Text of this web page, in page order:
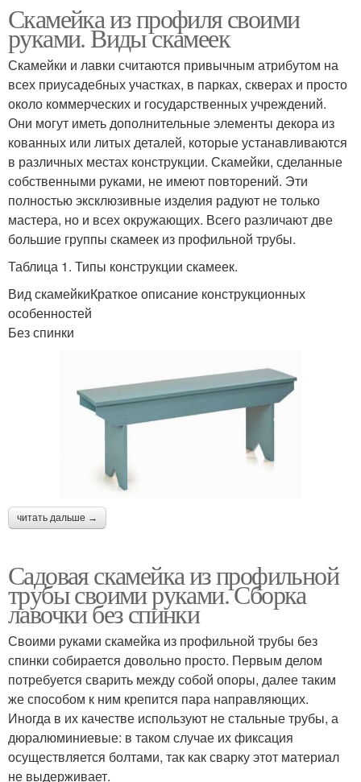
Скамейка из профиля своими
руками. Виды скамеек
Скамейки и лавки считаются привычным атрибутом на
всех приусадебных участках, в парках, скверах и просто
около коммерческих и государственных учреждений.
Они могут иметь дополнительные элементы декора из
кованных или литых деталей, которые устанавливаются
в различных местах конструкции. Скамейки, сделанные
собственными руками, не имеют повторений. Эти
полностью эксклюзивные изделия радуют не только
мастера, но и всех окружающих. Всего различают две
большие группы скамеек из профильной трубы.
Таблица 1. Типы конструкции скамеек.
Вид скамейкиКраткое описание конструкционных
особенностей
Без спинки
читать дальше →
Садовая скамейка из профильной
трубы своими руками. Сборка
лавочки без спинки
Своими руками скамейка из профильной трубы без
спинки собирается довольно просто. Первым делом
потребуется сварить между собой опоры, далее таким
же способом к ним крепится пара направляющих.
Иногда в их качестве используют не стальные трубы, а
дюралюминиевые: в таком случае их фиксация
осуществляется болтами, так как сварку этот материал
не выдерживает.